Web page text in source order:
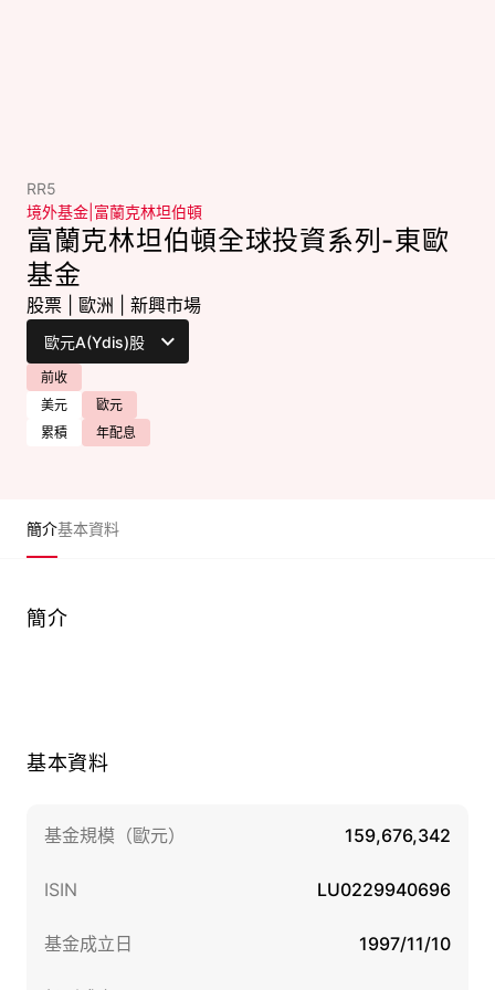
RR5
境外基金 富蘭克林坦伯頓
富蘭克林坦伯頓全球投資系列-東歐
基金
股票 歐洲 新興市場
前收
美元
歐元
累積
年配息
簡介基本資料
簡介
基本資料
基金規模（歐元） 159,676,342
ISIN LU0229940696
基金成立日 1997/11/10